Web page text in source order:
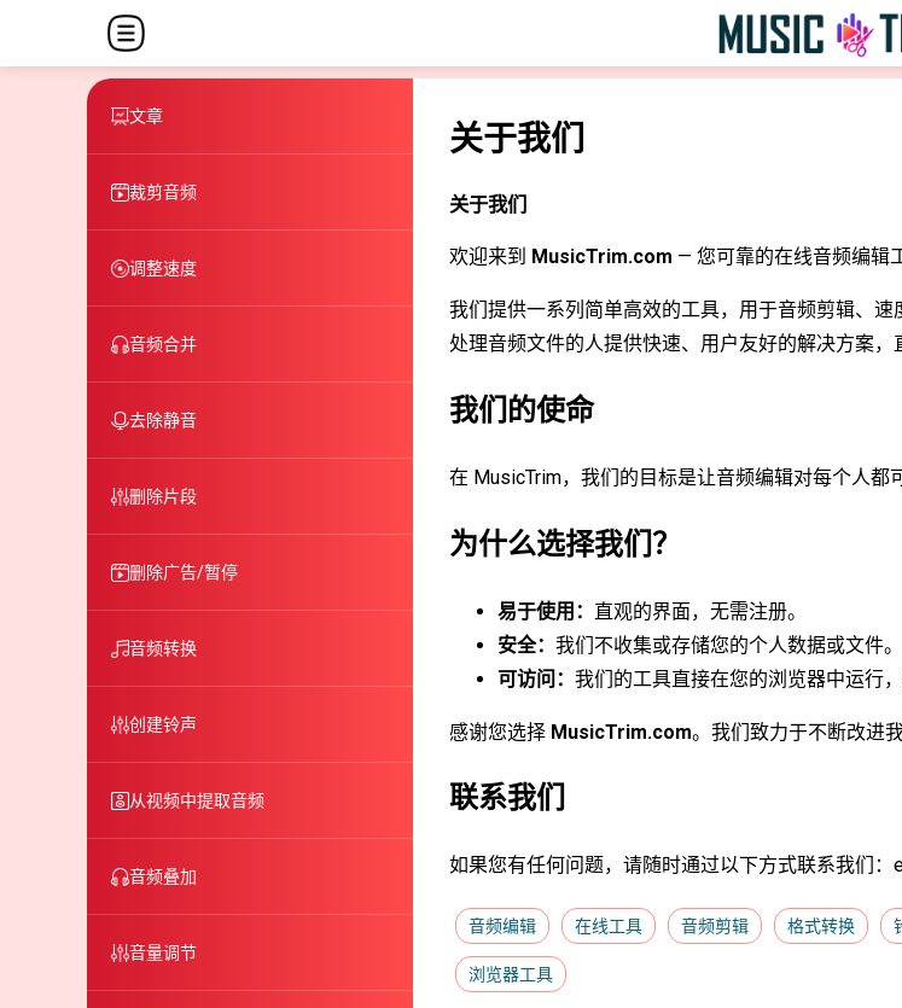
文章
裁剪音频
调整速度
音频合并
去除静音
删除片段
删除广告/暂停
音频转换
创建铃声
从视频中提取音频
音频叠加
音量调节
关于我们
关于我们
欢迎来到 MusicTrim.com — 您可靠的在线音频编辑
我们提供一系列简单高效的工具，用于音频剪辑、
处理音频文件的人提供快速、用户友好的解决方案，
我们的使命
在 MusicTrim，我们的目标是让音频编辑对每个人都
为什么选择我们？
易于使用： 直观的界面，无需注册。
安全： 我们不收集或存储您的个人数据或文件。
可访问： 我们的工具直接在您的浏览器中运行，
感谢您选择 MusicTrim.com。我们致力于不断改进
联系我们
如果您有任何问题，请随时通过以下方式联系我们：
音频编辑 在线工具 音频剪辑 格式转换
浏览器工具